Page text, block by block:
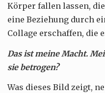
Körper fallen lassen,
eine Beziehung durch
Collage erschaffen, die
Das ist meine Macht.
sie betrogen?
Was dieses Bild zeigt,